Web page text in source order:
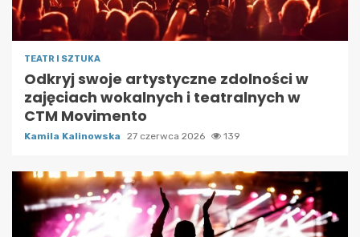
TEATR I SZTUKA
Odkryj swoje artystyczne zdolności w
zajęciach wokalnych i teatralnych w
CTM Movimento
Kamila Kalinowska 27 czerwca 2026 139